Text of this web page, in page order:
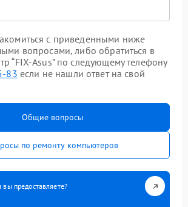
с приведенными ниже
вопросами, либо обратиться в
“FIX-Asus” по следующему телефону
83 если не нашли ответ на свой
Общие вопросы
по ремонту компьютеров
предоставляете?